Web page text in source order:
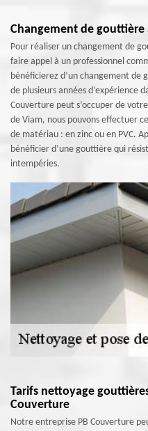
Changement de gouttière
Pour réaliser un changement de
faire appel à un professionnel
bénéficierez d’un changement de
de plusieurs années d’expérience
Couverture peut s’occuper de
de Viam, nous pouvons effectuer
de matériau : en zinc ou en PVC.
bénéficier d’une gouttière qui
intempéries.
Tarifs nettoyage
Couverture
Notre entreprise PB Couverture